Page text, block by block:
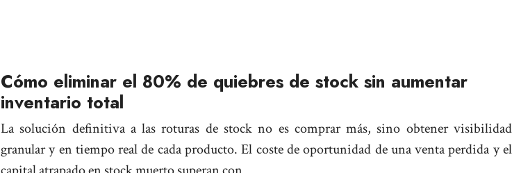
Cómo eliminar el 80% de quiebres de stock sin aumentar
inventario total
La solución definitiva a las roturas de stock no es comprar más, sino obtener visibilidad
granular y en tiempo real de cada producto. El coste de oportunidad de una venta perdida y el